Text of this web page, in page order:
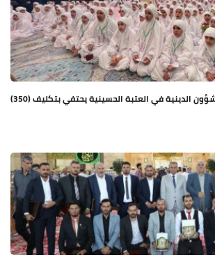
بأجواء إيمانية.. قسم الشؤون الدينية في العتبة الحسينية يحتفي بتكليف (350)